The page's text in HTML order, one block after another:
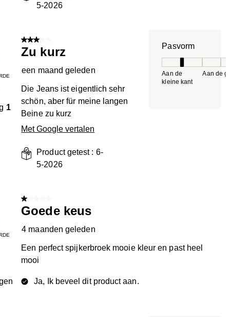
5-2026
1
3 van 5 sterren.
Zu kurz
een maand geleden
Die Jeans ist eigentlich sehr
schön, aber für meine langen
Beine zu kurz
Met Google vertalen
Product getest : 6-
5-2026
Pasvorm
Aan de
kleine kant
Aan de
1 van 5 sterren.
Goede keus
4 maanden geleden
Een perfect spijkerbroek mooie kleur en past heel
mooi
Ja, Ik beveel dit product aan.